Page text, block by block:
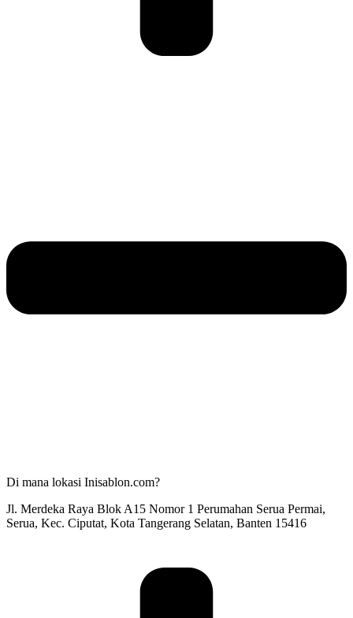
Di mana lokasi Inisablon.com?
Jl. Merdeka Raya Blok A15 Nomor 1 Perumahan Serua Permai,
Serua, Kec. Ciputat, Kota Tangerang Selatan, Banten 15416